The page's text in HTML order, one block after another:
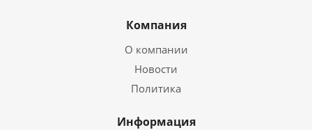
Компания
О компании
Новости
Политика
Информация